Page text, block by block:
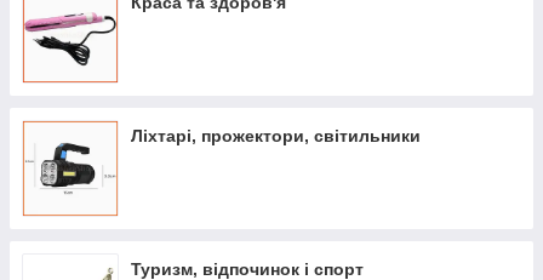
Ліхтарі, прожектори, світильники
Туризм, відпочинок і спорт